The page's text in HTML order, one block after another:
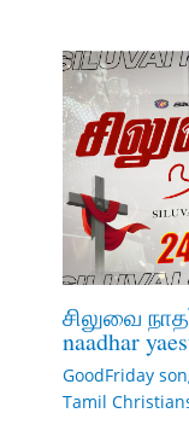
சிலுவை
naadhar
GoodFriday
Tamil